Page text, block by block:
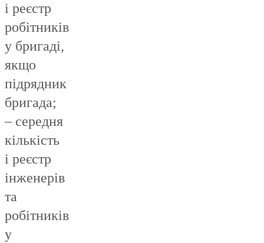
і реєстр
робітників
у бригаді,
якщо
підрядник
бригада;
– середня
кількість
і реєстр
інженерів
та
робітників
у